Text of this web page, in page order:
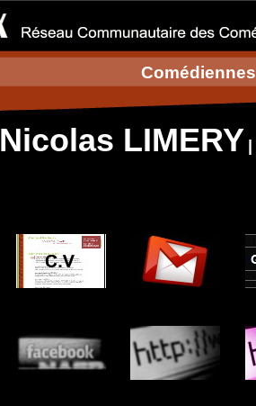
Comédiennes
Nicolas LIMERY